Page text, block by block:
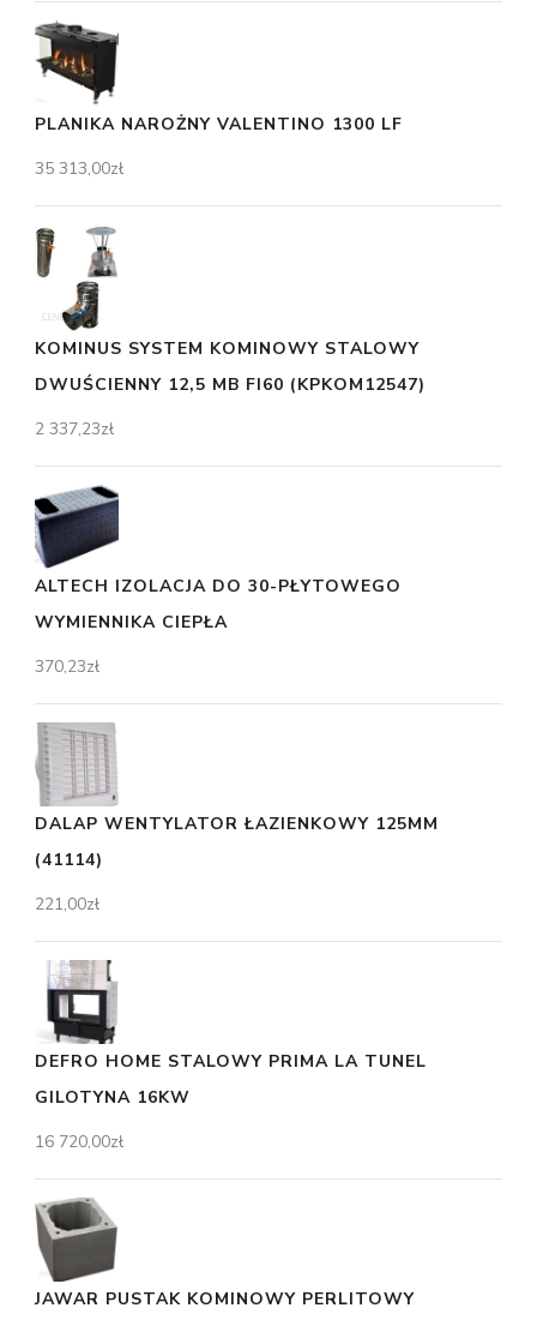
PLANIKA NAROŻNY VALENTINO 1300 LF
35 313,00zł
KOMINUS SYSTEM KOMINOWY STALOWY
DWUŚCIENNY 12,5 MB FI60 (KPKOM12547)
2 337,23zł
ALTECH IZOLACJA DO 30-PŁYTOWEGO
WYMIENNIKA CIEPŁA
370,23zł
DALAP WENTYLATOR ŁAZIENKOWY 125MM
(41114)
221,00zł
DEFRO HOME STALOWY PRIMA LA TUNEL
GILOTYNA 16KW
16 720,00zł
JAWAR PUSTAK KOMINOWY PERLITOWY